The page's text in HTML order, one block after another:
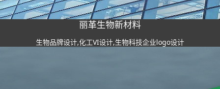
丽革生物新材料
生物品牌设计,化工VI设计,生物科技企业logo设计